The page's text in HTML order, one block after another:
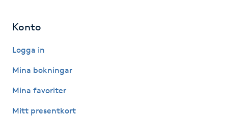
H
Hatha Yoga
Headspa
Konto
Logga in
Mina bokningar
Mina favoriter
Mitt presentkort